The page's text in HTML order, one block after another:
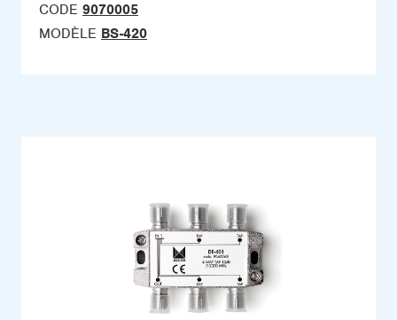
CODE 9070005
MODÈLE BS-420